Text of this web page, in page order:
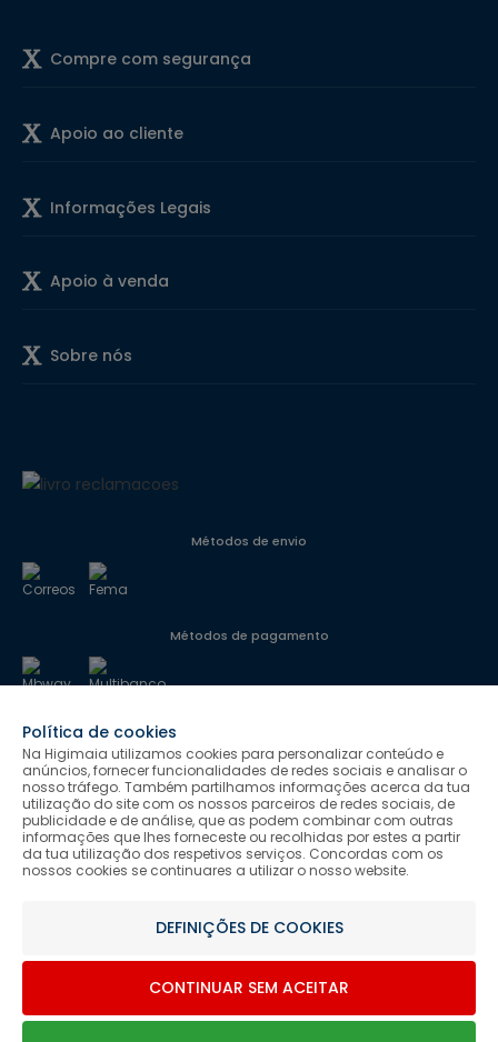
Compre com segurança
Apoio ao cliente
Informações Legais
Apoio à venda
Sobre nós
Métodos de envio
Métodos de pagamento
Siga-nos
Salvo indicação de contrário as promoções apresentadas são
Higimaia © 2026 Todos os direitos reservados. Designed & Developed
Política de cookies
Na Higimaia utilizamos cookies para personalizar conteúdo e
anúncios, fornecer funcionalidades de redes sociais e analisar o
nosso tráfego. Também partilhamos informações acerca da tua
utilização do site com os nossos parceiros de redes sociais, de
publicidade e de análise, que as podem combinar com outras
informações que lhes forneceste ou recolhidas por estes a partir
da tua utilização dos respetivos serviços. Concordas com os
nossos cookies se continuares a utilizar o nosso website.
DEFINIÇÕES DE COOKIES
CONTINUAR SEM ACEITAR